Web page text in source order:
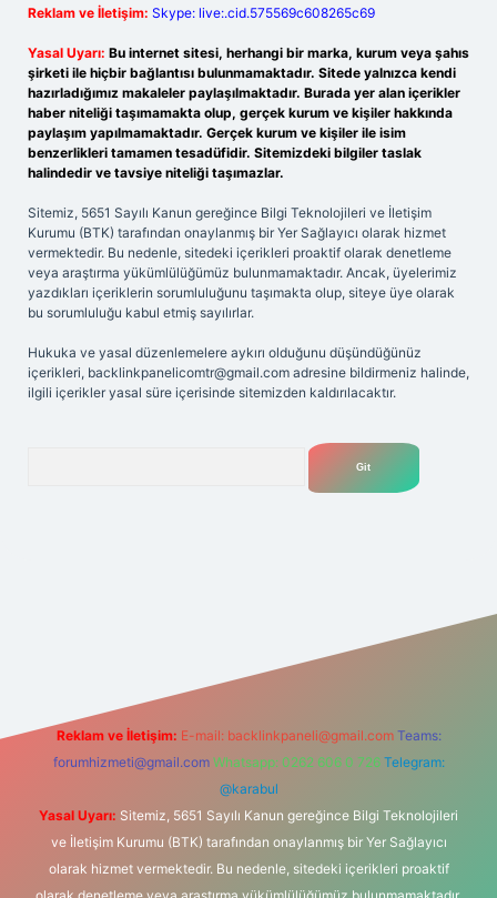
Reklam ve İletişim: Skype: live:.cid.575569c608265c69
Yasal Uyarı: Bu internet sitesi, herhangi bir marka, kurum veya şahıs
şirketi ile hiçbir bağlantısı bulunmamaktadır. Sitede yalnızca kendi
hazırladığımız makaleler paylaşılmaktadır. Burada yer alan içerikler
haber niteliği taşımamakta olup, gerçek kurum ve kişiler hakkında
paylaşım yapılmamaktadır. Gerçek kurum ve kişiler ile isim
benzerlikleri tamamen tesadüfidir. Sitemizdeki bilgiler taslak
halindedir ve tavsiye niteliği taşımazlar.
Sitemiz, 5651 Sayılı Kanun gereğince Bilgi Teknolojileri ve İletişim
Kurumu (BTK) tarafından onaylanmış bir Yer Sağlayıcı olarak hizmet
vermektedir. Bu nedenle, sitedeki içerikleri proaktif olarak denetleme
veya araştırma yükümlülüğümüz bulunmamaktadır. Ancak, üyelerimiz
yazdıkları içeriklerin sorumluluğunu taşımakta olup, siteye üye olarak
bu sorumluluğu kabul etmiş sayılırlar.
Hukuka ve yasal düzenlemelere aykırı olduğunu düşündüğünüz
içerikleri, backlinkpanelicomtr@gmail.com adresine bildirmeniz halinde,
ilgili içerikler yasal süre içerisinde sitemizden kaldırılacaktır.
Reklam ve İletişim: E-mail: backlinkpaneli@gmail.com Teams:
forumhizmeti@gmail.com Whatsapp: 0262 606 0 726 Telegram:
@karabul
Yasal Uyarı: Sitemiz, 5651 Sayılı Kanun gereğince Bilgi Teknolojileri
ve İletişim Kurumu (BTK) tarafından onaylanmış bir Yer Sağlayıcı
olarak hizmet vermektedir. Bu nedenle, sitedeki içerikleri proaktif